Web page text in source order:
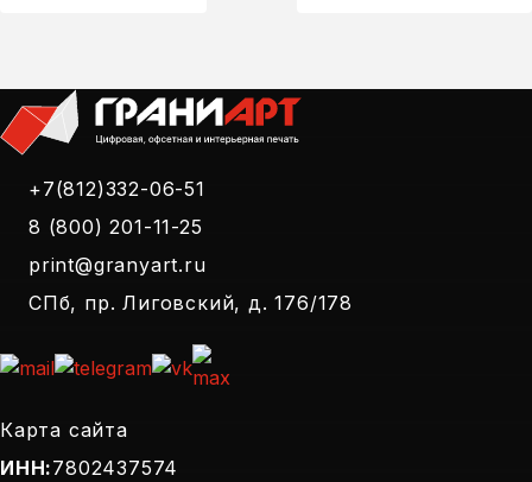
+7(812)332-06-51
8 (800) 201-11-25
print@granyart.ru
СПб, пр. Лиговский, д. 176/178
Карта сайта
ИНН:7802437574